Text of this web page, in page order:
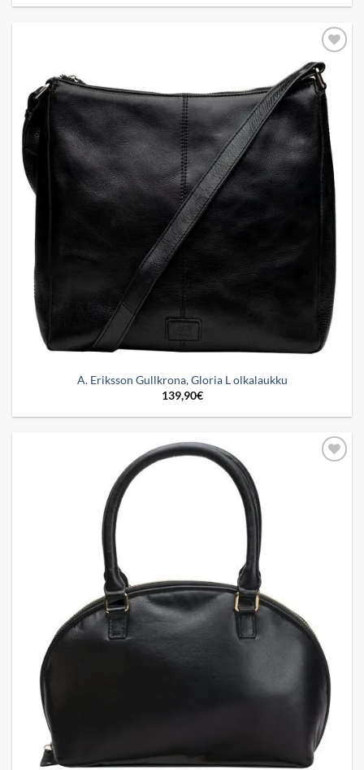
Add to
wishlist
A. Eriksson Gullkrona, Gloria L olkalaukku
139,90€